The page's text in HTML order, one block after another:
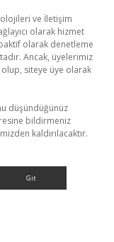
ve İletişim
olarak hizmet
olarak denetleme
Ancak, üyelerimiz
olup, siteye üye olarak
düşündüğünüz
bildirmeniz
kaldırılacaktır.